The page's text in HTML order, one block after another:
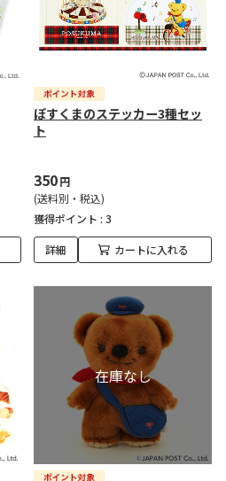
ぽすくまのステッカー3種セッ
ト
350円
(送料別・税込)
獲得ポイント : 3
詳細 カートに入れる